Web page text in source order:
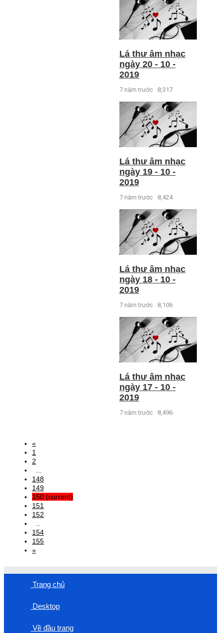
Lá thư âm nhạc
ngày 20 - 10 -
2019
7 năm trước 8,317
Lá thư âm nhạc
ngày 19 - 10 -
2019
7 năm trước 8,424
Lá thư âm nhạc
ngày 18 - 10 -
2019
7 năm trước 8,106
Lá thư âm nhạc
ngày 17 - 10 -
2019
7 năm trước 8,496
«
1
2
148
149
150 (current)
151
152
154
155
»
Trang chủ
Desktop
Về đầu trang